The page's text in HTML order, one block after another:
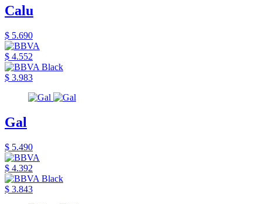
Calu
$ 5.690
$ 4.552
$ 3.983
Gal
$ 5.490
$ 4.392
$ 3.843